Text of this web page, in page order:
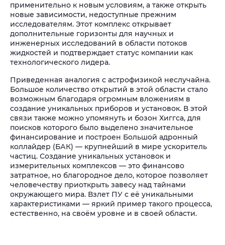
применительно к новым условиям, а также открыть
новые зависимости, недоступные прежним
исследователям. Этот комплекс открывает
дополнительные горизонты для научных и
инженерных исследований в области потоков
жидкостей и подтверждает статус компании как
технологического лидера.
Приведенная аналогия с астрофизикой неслучайна.
Большое количество открытий в этой области стало
возможным благодаря огромным вложениям в
создание уникальных приборов и установок. В этой
связи также можно упомянуть и бозон Хиггса, для
поисков которого было выделено значительное
финансирование и построен Большой адронный
коллайдер (БАК) — крупнейший в мире ускоритель
частиц. Создание уникальных установок и
измерительных комплексов — это финансово
затратное, но благородное дело, которое позволяет
человечеству приоткрыть завесу над тайнами
окружающего мира. Взлет ПУ с её уникальными
характеристиками — яркий пример такого процесса,
естественно, на своём уровне и в своей области.